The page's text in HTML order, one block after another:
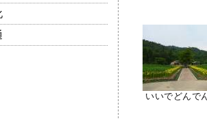
いいでどんで